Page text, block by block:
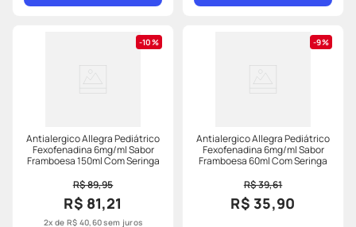
10%
Antialergico Allegra Pediátrico
Fexofenadina 6mg/ml Sabor
Framboesa 150ml Com Seringa
R$ 89,95
R$ 81,21
2x de R$ 40,60sem juros
9%
Antialergico Allegra Pediátrico
Fexofenadina 6mg/ml Sabor
Framboesa 60ml Com Seringa
R$ 39,61
R$ 35,90